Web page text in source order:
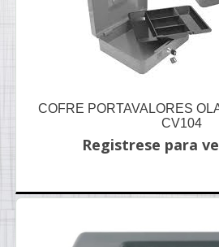
COFRE PORTAVALORES
CV104
Registrese para